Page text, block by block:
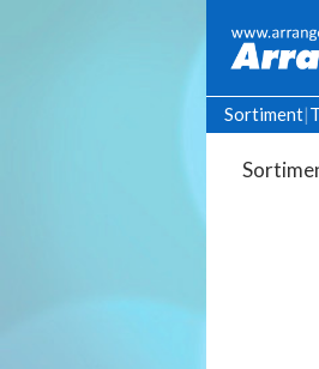
Sortiment|